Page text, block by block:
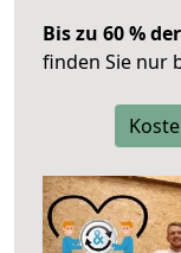
Bis zu 60 %
finden Sie nur